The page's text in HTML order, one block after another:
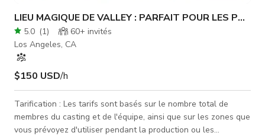
LIEU MAGIQUE DE VALLEY : PARFAIT POUR LES PRODUCTIONS
5.0 (1) 60+ invités
Los Angeles, CA
$150 USD/h
Tarification : Les tarifs sont basés sur le nombre total de
membres du casting et de l'équipe, ainsi que sur les zones que
vous prévoyez d'utiliser pendant la production ou les